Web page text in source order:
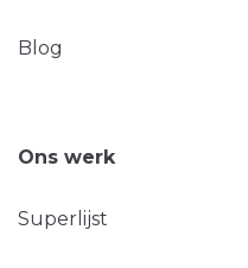
Blog
Ons werk
Superlijst